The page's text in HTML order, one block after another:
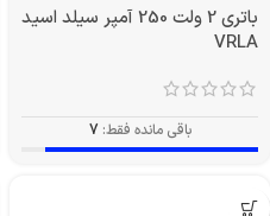
باتری 2 ولت 250 آمپر سیلد اسید
VRLA
باقی مانده فقط: 7